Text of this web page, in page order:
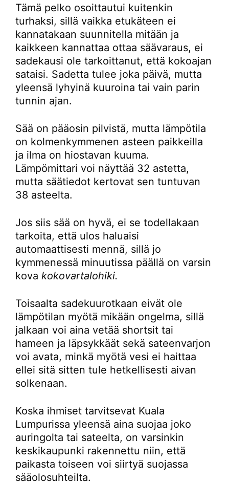
Tämä pelko osoittautui kuitenkin
turhaksi, sillä vaikka etukäteen ei
kannatakaan suunnitella mitään ja
kaikkeen kannattaa ottaa säävaraus, ei
sadekausi ole tarkoittanut, että kokoajan
sataisi. Sadetta tulee joka päivä, mutta
yleensä lyhyinä kuuroina tai vain parin
tunnin ajan.
Sää on pääosin pilvistä, mutta lämpötila
on kolmenkymmenen asteen paikkeilla
ja ilma on hiostavan kuuma.
Lämpömittari voi näyttää 32 astetta,
mutta säätiedot kertovat sen tuntuvan
38 asteelta.
Jos siis sää on hyvä, ei se todellakaan
tarkoita, että ulos haluaisi
automaattisesti mennä, sillä jo
kymmenessä minuutissa päällä on varsin
kova kokovartalohiki.
Toisaalta sadekuurotkaan eivät ole
lämpötilan myötä mikään ongelma, sillä
jalkaan voi aina vetää shortsit tai
hameen ja läpsykkäät sekä sateenvarjon
voi avata, minkä myötä vesi ei haittaa
ellei sitä sitten tule hetkellisesti aivan
solkenaan.
Koska ihmiset tarvitsevat Kuala
Lumpurissa yleensä aina suojaa joko
auringolta tai sateelta, on varsinkin
keskikaupunki rakennettu niin, että
paikasta toiseen voi siirtyä suojassa
sääolosuhteilta.